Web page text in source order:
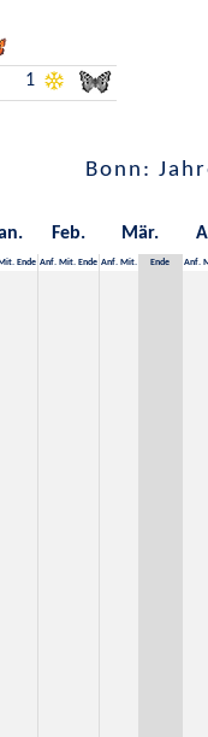
1
Bonn:
Feb. Mär.
Mit. Ende Anf. Mit. Ende Anf. Mit. Ende Anf.